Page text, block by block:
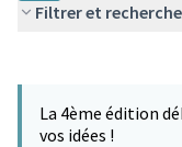
Filtrer et
−
La 4ème édition
vos idées !